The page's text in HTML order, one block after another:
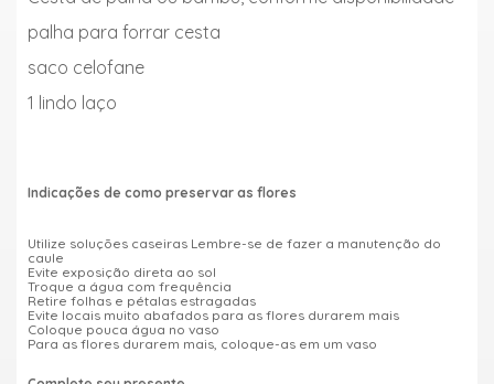
palha para forrar cesta
saco celofane
1 lindo laço
Indicações de como preservar as flores
Utilize soluções caseiras Lembre-se de fazer a manutenção do
caule
Evite exposição direta ao sol
Troque a água com frequência
Retire folhas e pétalas estragadas
Evite locais muito abafados para as flores durarem mais
Coloque pouca água no vaso
Para as flores durarem mais, coloque-as em um vaso